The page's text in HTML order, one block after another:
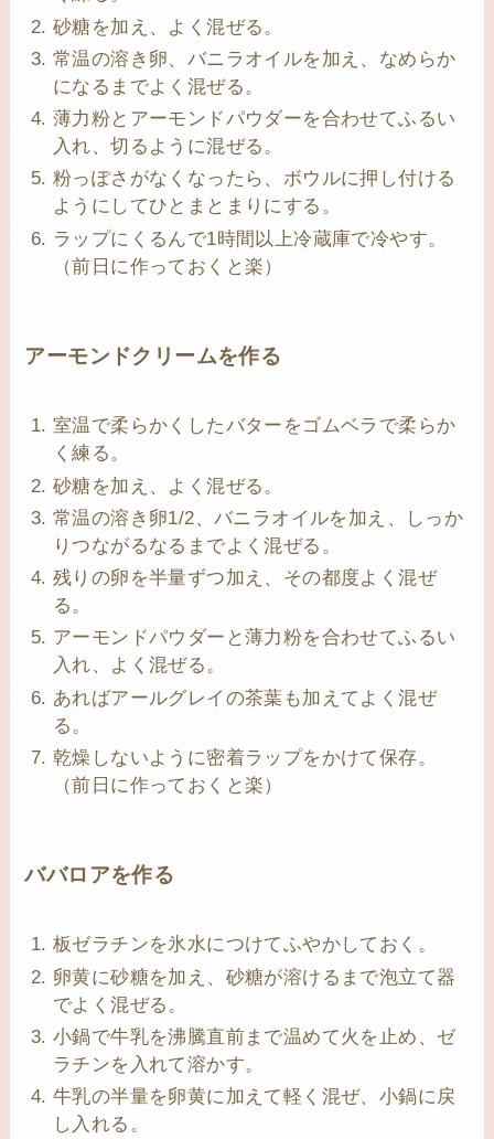
砂糖を加え、よく混ぜる。
常温の溶き卵、バニラオイルを加え、なめらか
になるまでよく混ぜる。
薄力粉とアーモンドパウダーを合わせてふるい
入れ、切るように混ぜる。
粉っぽさがなくなったら、ボウルに押し付ける
ようにしてひとまとまりにする。
ラップにくるんで1時間以上冷蔵庫で冷やす。
（前日に作っておくと楽）
アーモンドクリームを作る
室温で柔らかくしたバターをゴムベラで柔らか
く練る。
砂糖を加え、よく混ぜる。
常温の溶き卵1/2、バニラオイルを加え、しっか
りつながるなるまでよく混ぜる。
残りの卵を半量ずつ加え、その都度よく混ぜ
る。
アーモンドパウダーと薄力粉を合わせてふるい
入れ、よく混ぜる。
あればアールグレイの茶葉も加えてよく混ぜ
る。
乾燥しないように密着ラップをかけて保存。
（前日に作っておくと楽）
ババロアを作る
板ゼラチンを氷水につけてふやかしておく。
卵黄に砂糖を加え、砂糖が溶けるまで泡立て器
でよく混ぜる。
小鍋で牛乳を沸騰直前まで温めて火を止め、ゼ
ラチンを入れて溶かす。
牛乳の半量を卵黄に加えて軽く混ぜ、小鍋に戻
し入れる。